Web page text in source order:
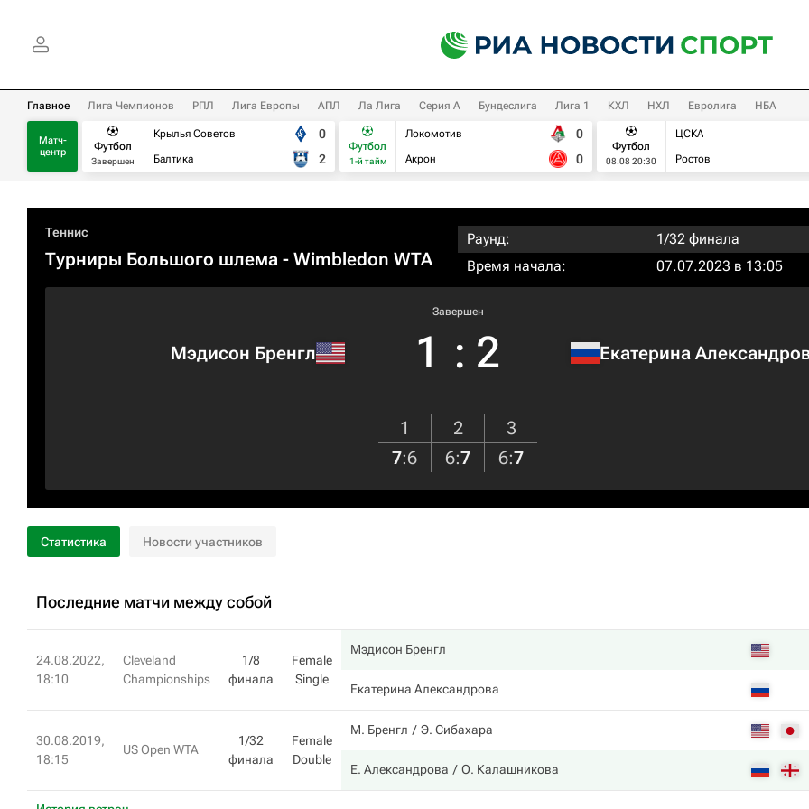
Главное Лига Чемпионов РПЛ Лига Европы АПЛ Ла Лига Серия А Бундеслига Лига 1 КХЛ НХЛ Евролига НБА
Матч-
центр
Футбол
Завершен
Крылья Советов
Балтика
0
2
Футбол
1-й тайм
Локомотив
Акрон
0
0
Футбол
08.08 20:30
ЦСКА
Ростов
Теннис
Турниры Большого шлема - Wimbledon WTA
Раунд:
1/32 финала
Время начала:
07.07.2023 в 13:05
Мэдисон Бренгл
Завершен
1 : 2 Екатерина
1 2
3
7:6 6:7 6:7
Статистика Новости участников
Последние матчи между собой
24.08.2022,
18:10
Cleveland
Championships
1/8
финала
Female
Single
Мэдисон Бренгл
Екатерина Александрова
30.08.2019,
18:15
US Open WTA
1/32
финала
Female
Double
М. Бренгл Э. Сибахара
Е. Александрова О. Калашникова